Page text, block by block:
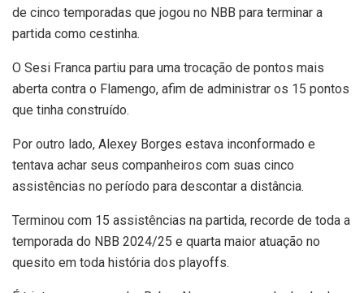
de cinco temporadas que jogou no NBB para terminar a
partida como cestinha.
O Sesi Franca partiu para uma trocação de pontos mais
aberta contra o Flamengo, afim de administrar os 15 pontos
que tinha construído.
Por outro lado, Alexey Borges estava inconformado e
tentava achar seus companheiros com suas cinco
assistências no período para descontar a distância.
Terminou com 15 assistências na partida, recorde de toda a
temporada do NBB 2024/25 e quarta maior atuação no
quesito em toda história dos playoffs.